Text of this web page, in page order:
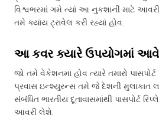
વિશ્વભરમાં ગમે ત્યાં આ નુકશાની માટે
તમે ક્યાંય ટ્રાવેલ કરી રહ્યાં હોવ.
આ કવર ક્યારે ઉપયોગમાં
જો તમે વેકેશનમાં હોવ ત્યારે તમારો
પ્રવાસ ઇન્શ્યુરન્સ તમે જે દેશની મુલાકાત
સંબંધિત ભારતીય દૂતાવાસમાંથી પાસપોર્ટ
આવરી લેશે.